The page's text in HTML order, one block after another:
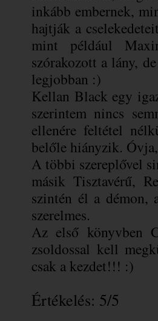
inkább embernek,
hajtják a
mint például
szórakozott a lány,
legjobban :)
Kellan Black egy
szerintem nincs
ellenére feltétel
belőle hiányzik.
A többi szereplővel
másik Tisztavérű,
szintén él a démon,
szerelmes.
Az első könyvben
zsoldossal kell
csak a kezdet!!! :)
Értékelés: 5/5